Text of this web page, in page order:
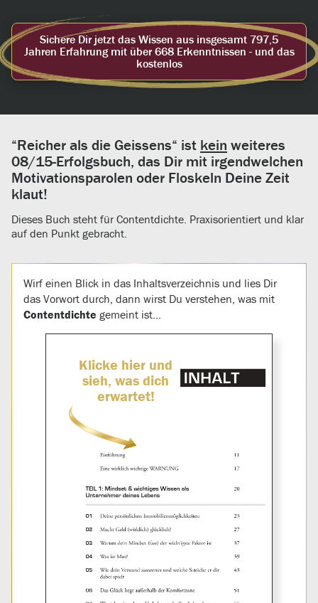
Sichere Dir jetzt das Wissen aus insgesamt 797,5
Jahren Erfahrung mit über 668 Erkenntnissen - und das
kostenlos
“Reicher als die Geissens“ ist kein weiteres
08/15-Erfolgsbuch, das Dir mit irgendwelchen
Motivationsparolen oder Floskeln Deine Zeit
klaut!
Dieses Buch steht für Contentdichte. Praxisorientiert und klar
auf den Punkt gebracht.
Wirf einen Blick in das Inhaltsverzeichnis und lies Dir
das Vorwort durch, dann wirst Du verstehen, was mit
Contentdichte gemeint ist…
Klicke hier und
sieh, was dich
erwartet!